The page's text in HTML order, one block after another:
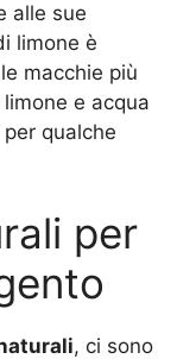
alle sue
limone è
macchie più
e acqua
per qualche
per
, ci sono